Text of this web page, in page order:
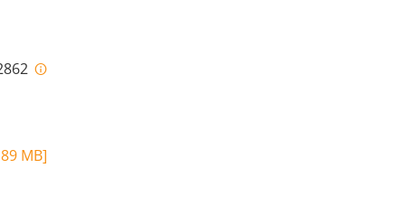
MB]